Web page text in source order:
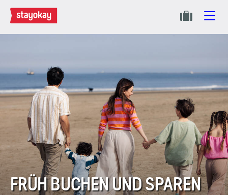
FRÜH BUCHEN UND SPAREN